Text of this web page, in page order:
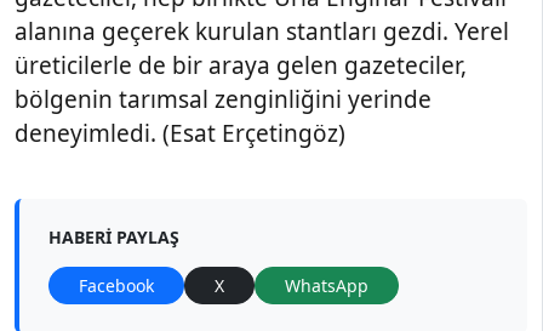
alanına geçerek kurulan stantları gezdi. Yerel
üreticilerle de bir araya gelen gazeteciler,
bölgenin tarımsal zenginliğini yerinde
deneyimledi. (Esat Erçetingöz)
HABERI PAYLAŞ
Facebook X WhatsApp